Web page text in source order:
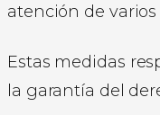
atención de varios
Estas medidas
la garantía del